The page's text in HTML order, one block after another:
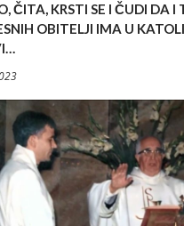
ČITA, KRSTI SE I ČUDI DA I
OBITELJI IMA U